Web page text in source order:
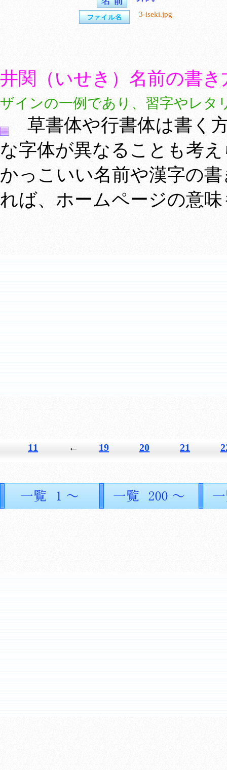
3-iseki.jpg
井関（いせき）名前の書
ザインの一例であり、習字やレタ
草書体や行書体は書く
な字体が異なることも考
かっこいい名前や漢字の
れば、ホームページの意
11 ← 19 20 21